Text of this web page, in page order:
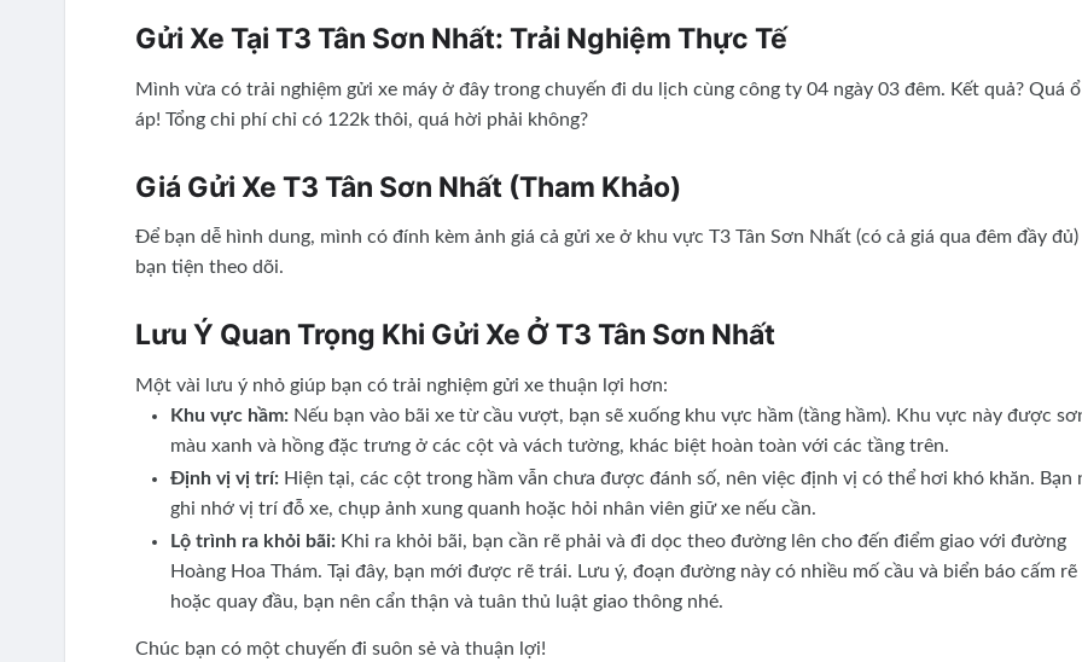
Gửi Xe Tại T3 Tân Sơn Nhất: Trải Nghiệm Thực Tế
Mình vừa có trải nghiệm gửi xe máy ở đây trong chuyến đi du lịch cùng công ty 04 ngày 03 đêm. Kết quả? Quá
áp! Tổng chi phí chỉ có 122k thôi, quá hời phải không?
Giá Gửi Xe T3 Tân Sơn Nhất (Tham Khảo)
Để bạn dễ hình dung, mình có đính kèm ảnh giá cả gửi xe ở khu vực T3 Tân Sơn Nhất (có cả giá qua đêm đầy đủ)
bạn tiện theo dõi.
Lưu Ý Quan Trọng Khi Gửi Xe Ở T3 Tân Sơn Nhất
Một vài lưu ý nhỏ giúp bạn có trải nghiệm gửi xe thuận lợi hơn:
Khu vực hầm: Nếu bạn vào bãi xe từ cầu vượt, bạn sẽ xuống khu vực hầm (tầng hầm). Khu vực này được
màu xanh và hồng đặc trưng ở các cột và vách tường, khác biệt hoàn toàn với các tầng trên.
Định vị vị trí: Hiện tại, các cột trong hầm vẫn chưa được đánh số, nên việc định vị có thể hơi khó khăn. Bạn
ghi nhớ vị trí đỗ xe, chụp ảnh xung quanh hoặc hỏi nhân viên giữ xe nếu cần.
Lộ trình ra khỏi bãi: Khi ra khỏi bãi, bạn cần rẽ phải và đi dọc theo đường lên cho đến điểm giao với đường
Hoàng Hoa Thám. Tại đây, bạn mới được rẽ trái. Lưu ý, đoạn đường này có nhiều mố cầu và biển báo cấm
hoặc quay đầu, bạn nên cẩn thận và tuân thủ luật giao thông nhé.
Chúc bạn có một chuyến đi suôn sẻ và thuận lợi!